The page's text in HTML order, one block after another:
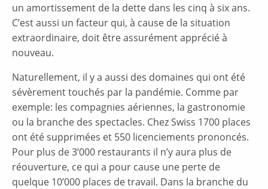
un amortissement de la dette dans les cinq à six ans.
C’est aussi un facteur qui, à cause de la situation
extraordinaire, doit être assurément apprécié à
nouveau.
Naturellement, il y a aussi des domaines qui ont été
sévèrement touchés par la pandémie. Comme par
exemple: les compagnies aériennes, la gastronomie
ou la branche des spectacles. Chez Swiss 1700 places
ont été supprimées et 550 licenciements prononcés.
Pour plus de 3’000 restaurants il n’y aura plus de
réouverture, ce qui a pour cause une perte de
quelque 10’000 places de travail. Dans la branche du